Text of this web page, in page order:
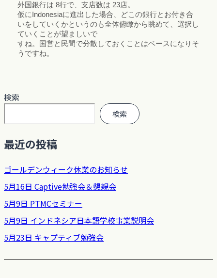
外国銀行は 8行で、支店数は 23店。
仮にIndonesiaに進出した場合、どこの銀行とお付き合
いをしていくかというのも全体俯瞰から眺めて、選択し
ていくことが望ましいで
すね。国営と民間で分散しておくことはベースになりそ
うですね。
検索
検索
最近の投稿
ゴールデンウィーク休業のお知らせ
5月16日 Captive勉強会＆懇親会
5月9日 PTMCセミナー
5月9日 インドネシア日本語学校事業説明会
5月23日 キャプティブ勉強会